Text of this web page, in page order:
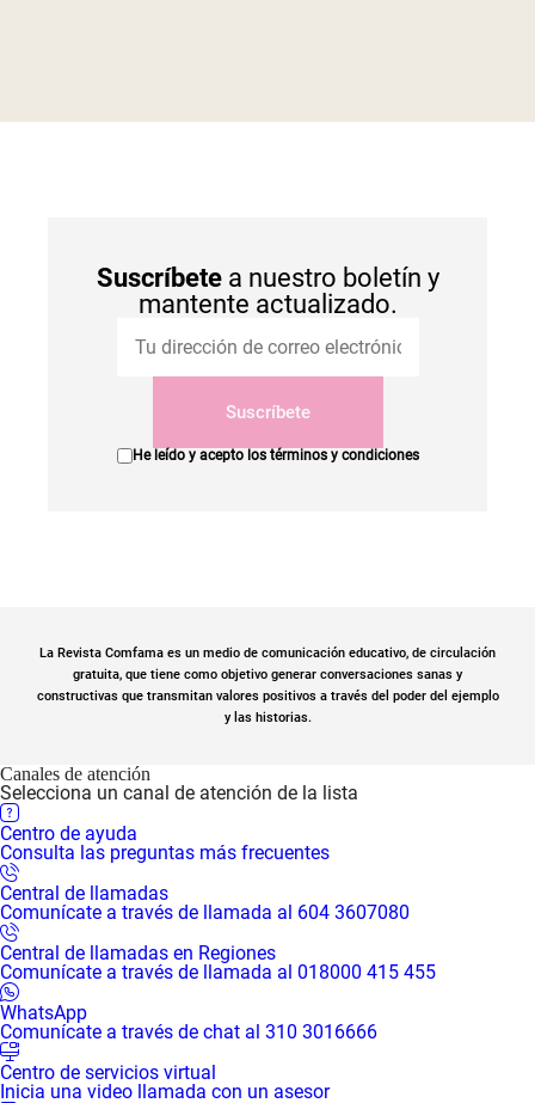
Suscríbetea nuestro boletín y
mantente actualizado.
Suscríbete
He leído y acepto los términos y condiciones
La Revista Comfama es un medio de comunicación educativo, de circulación
gratuita, que tiene como objetivo generar conversaciones sanas y
constructivas que transmitan valores positivos a través del poder del ejemplo
y las historias.
Canales de atención
Selecciona un canal de atención de la lista
Centro de ayuda
Consulta las preguntas más frecuentes
Central de llamadas
Comunícate a través de llamada al 604 3607080
Central de llamadas en Regiones
Comunícate a través de llamada al 018000 415 455
WhatsApp
Comunícate a través de chat al 310 3016666
Centro de servicios virtual
Inicia una video llamada con un asesor